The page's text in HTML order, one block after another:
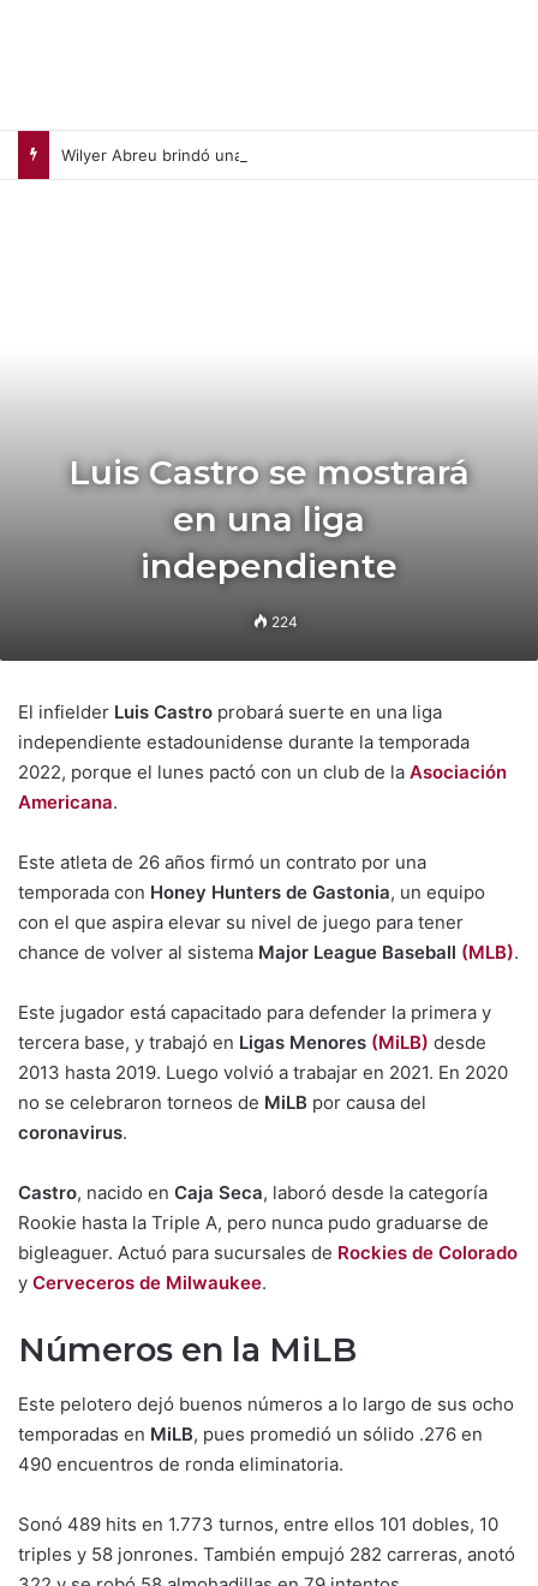
Luis Castro se mostrará
en una liga
independiente
224
El infielder Luis Castro probará suerte en una liga
independiente estadounidense durante la temporada
2022, porque el lunes pactó con un club de la Asociación
Americana.
Este atleta de 26 años firmó un contrato por una
temporada con Honey Hunters de Gastonia, un equipo
con el que aspira elevar su nivel de juego para tener
chance de volver al sistema Major League Baseball (MLB).
Este jugador está capacitado para defender la primera y
tercera base, y trabajó en Ligas Menores (MiLB) desde
2013 hasta 2019. Luego volvió a trabajar en 2021. En 2020
no se celebraron torneos de MiLB por causa del
coronavirus.
Castro, nacido en Caja Seca, laboró desde la categoría
Rookie hasta la Triple A, pero nunca pudo graduarse de
bigleaguer. Actuó para sucursales de Rockies de Colorado
y Cerveceros de Milwaukee.
Números en la MiLB
Este pelotero dejó buenos números a lo largo de sus ocho
temporadas en MiLB, pues promedió un sólido .276 en
490 encuentros de ronda eliminatoria.
Sonó 489 hits en 1.773 turnos, entre ellos 101 dobles, 10
triples y 58 jonrones. También empujó 282 carreras, anotó